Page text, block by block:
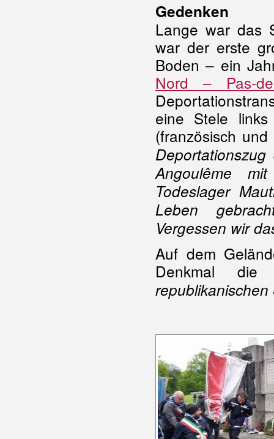
Gedenken
Lange war das
war der erste
Boden – ein
Nord – Pas-
eine Stele
(französisch
Angoulême
Todeslager
Leben
Vergessen wir
Auf dem
Denkmal
republikanischen